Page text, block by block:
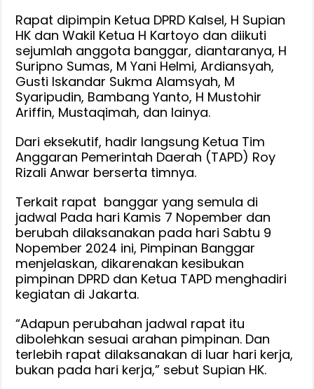
Rapat dipimpin Ketua DPRD Kalsel, H Supian
HK dan Wakil Ketua H Kartoyo dan diikuti
sejumlah anggota banggar, diantaranya, H
Suripno Sumas, M Yani Helmi, Ardiansyah,
Gusti Iskandar Sukma Alamsyah, M
Syaripudin, Bambang Yanto, H Mustohir
Ariffin, Mustaqimah, dan lainya.
Dari eksekutif, hadir langsung Ketua Tim
Anggaran Pemerintah Daerah (TAPD) Roy
Rizali Anwar berserta timnya.
Terkait rapat banggar yang semula di
jadwal Pada hari Kamis 7 Nopember dan
berubah dilaksanakan pada hari Sabtu 9
Nopember 2024 ini, Pimpinan Banggar
menjelaskan, dikarenakan kesibukan
pimpinan DPRD dan Ketua TAPD menghadiri
kegiatan di Jakarta.
“Adapun perubahan jadwal rapat itu
dibolehkan sesuai arahan pimpinan. Dan
terlebih rapat dilaksanakan di luar hari kerja,
bukan pada hari kerja,” sebut Supian HK.